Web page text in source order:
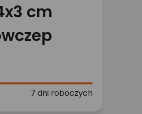
cm
7 dni roboczych